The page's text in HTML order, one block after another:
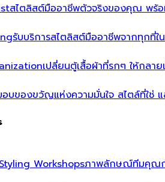
สไตลิสต์มืออาชีพตัวจริงของคุณ พร้
รับบริการสไตลิสต์มืออาชีพจากทุกที่ใ
เปลี่ยนตู้เสื้อผ้าที่รกๆ ให้กลา
บของขวัญแห่งความมั่นใจ สไตล์ที่ใช่ แ
Workshopsภาพลักษณ์ทีมคุณกำ